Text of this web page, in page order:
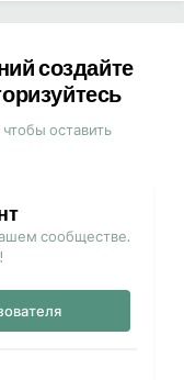
создайте
оставить
сообществе.